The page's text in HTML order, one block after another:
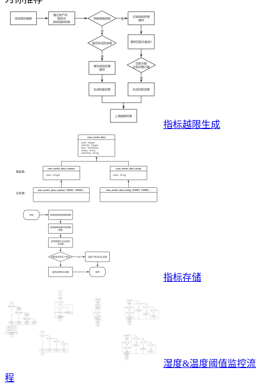
指标越限生成
指标存储
湿度&温度阈值监控流
程